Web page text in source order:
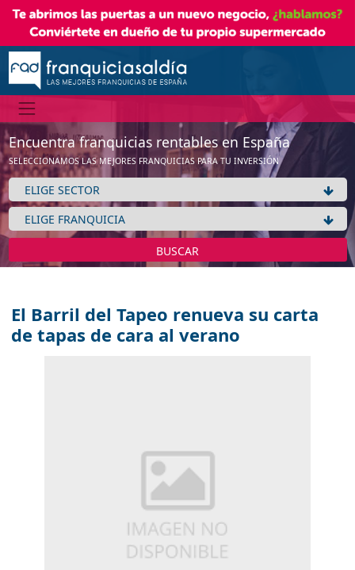
Encuentra franquicias rentables en España
SELECCIONAMOS LAS MEJORES FRANQUICIAS PARA TU INVERSIÓN
BUSCAR
El Barril del Tapeo renueva su carta
de tapas de cara al verano